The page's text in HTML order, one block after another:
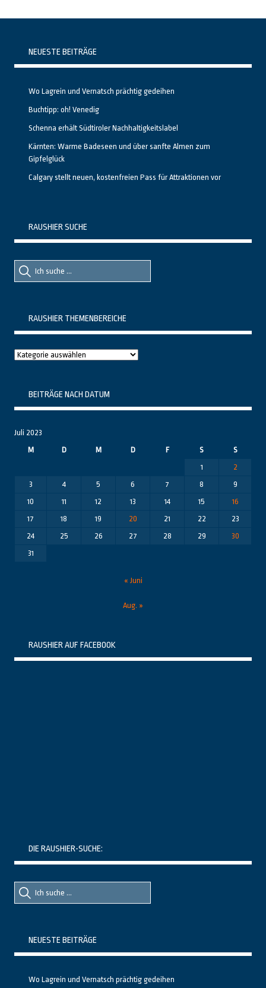
NEUESTE BEITRÄGE
Wo Lagrein und Vernatsch prächtig gedeihen
Buchtipp: oh! Venedig
Schenna erhält Südtiroler Nachhaltigkeitslabel
Kärnten: Warme Badeseen und über sanfte Almen zum
Gipfelglück
Calgary stellt neuen, kostenfreien Pass für Attraktionen vor
RAUSHIER SUCHE
Suche
nach::
Suche
nach:
RAUSHIER THEMENBEREICHE
Raushier
BEITRÄGE NACH DATUM
Juli 2023
M
D M D F S
S
1
2
3
4 5 6 7 8
9
10
11 12 13 14 15
16
17
18 19 20 21 22
23
24
25 26 27 28 29
30
31
« Juni
Aug. »
RAUSHIER AUF FACEBOOK
DIE RAUSHIER-SUCHE:
Suche
nach::
Suche
nach:
NEUESTE BEITRÄGE
Wo Lagrein und Vernatsch prächtig gedeihen